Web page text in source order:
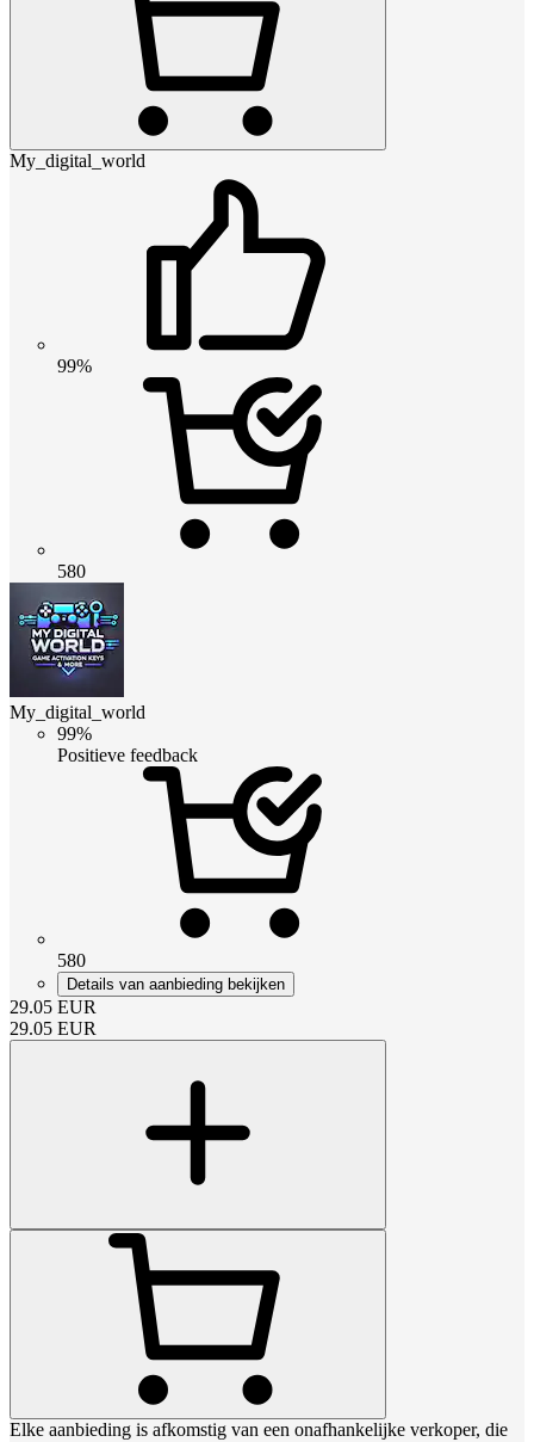
My_digital_world
99%
580
My_digital_world
99%
Positieve feedback
580
Details van aanbieding bekijken
29.05 EUR
29.05 EUR
Elke aanbieding is afkomstig van een onafhankelijke verkoper, die